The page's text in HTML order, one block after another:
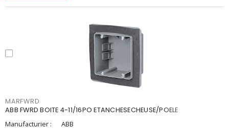
MARFWRD
ABB FWRD BOITE 4-11/16PO ETANCHESECHEUSE/POELE
Manufacturier :
ABB